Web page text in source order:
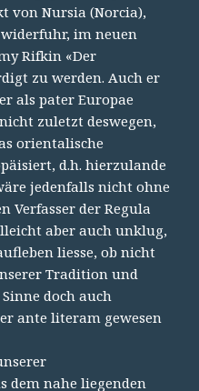
von Nursia (Norcia),
im neuen
Rifkin «Der
zu werden. Auch er
als pater Europae
zuletzt deswegen,
orientalische
d.h. hierzulande
jedenfalls nicht ohne
Verfasser der Regula
aber auch unklug,
liesse, ob nicht
Tradition und
doch auch
ante literam gewesen
dem nahe liegenden